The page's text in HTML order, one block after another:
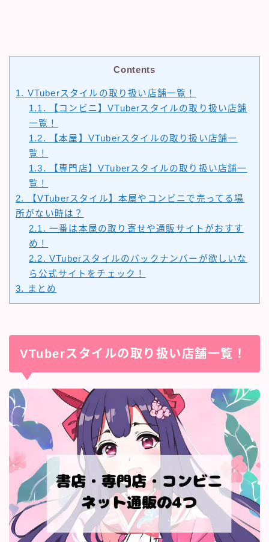
Contents
1. VTuberスタイルの取り扱い店舗一覧！
1.1.
【コンビニ】VTuberスタイルの取り扱い店舗
一覧！
1.2.
【本屋】VTuberスタイルの取り扱い店舗一
覧！
1.3.
【専門店】VTuberスタイルの取り扱い店舗一
覧！
2.
【VTuberスタイル】本屋やコンビニで売ってる場
所がない時は？
2.1. 一番は本屋の取り寄せや通販サイトがおすす
め！
2.2. VTuberスタイルのバックナンバーが欲しいな
ら公式サイトをチェック！
3.
まとめ
VTuberスタイルの取り扱い店舗一覧！